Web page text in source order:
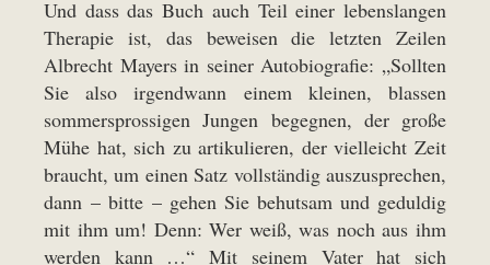
Und dass das Buch auch Teil einer lebenslangen
Therapie ist, das beweisen die letzten Zeilen
Albrecht Mayers in seiner Autobiografie: „Sollten
Sie also irgendwann einem kleinen, blassen
sommersprossigen Jungen begegnen, der große
Mühe hat, sich zu artikulieren, der vielleicht Zeit
braucht, um einen Satz vollständig auszusprechen,
dann – bitte – gehen Sie behutsam und geduldig
mit ihm um! Denn: Wer weiß, was noch aus ihm
werden kann …“ Mit seinem Vater hat sich